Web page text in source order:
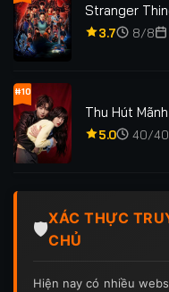
Stranger
3.7 8/8
#10
Thu Hút
5.0 40/40
🛡️
XÁC THỰC
CHỦ
Hiện nay có nhiều